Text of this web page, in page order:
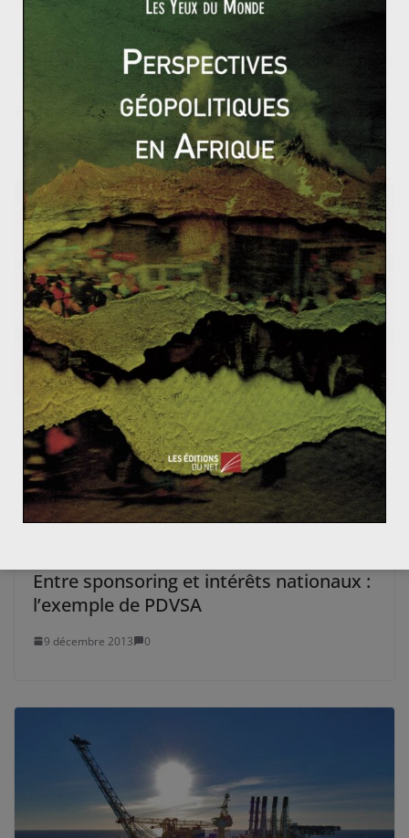
G20, les Etats-Unis annoncent leurs priorités et point
ent les fauteurs de troubles
France vs Etats-Unis: bataille en coulisses pour le ma
rché iranien
L’internet chinois, instrument central de
la puissance de Pékin
28 mars 2019 0
Entre sponsoring et intérêts nationaux :
l’exemple de PDVSA
9 décembre 2013 0